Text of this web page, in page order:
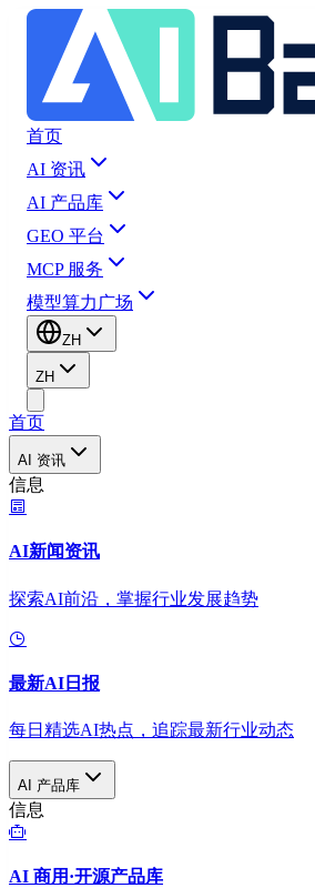
首页
AI 资讯
AI 产品库
GEO 平台
MCP 服务
模型算力广场
ZH
ZH
首页
AI 资讯
信息
AI新闻资讯
探索AI前沿，掌握行业发展趋势
最新AI日报
每日精选AI热点，追踪最新行业动态
AI 产品库
信息
AI 商用·开源产品库